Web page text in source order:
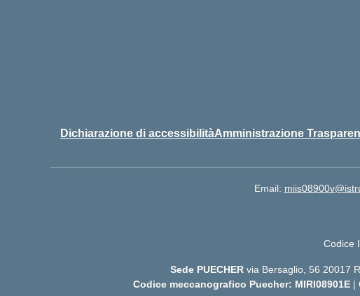
Dichiarazione di accessibilitàAmministrazione
Email:
Codice
Sede PUECHER via Bersaglio, 56 20017
Codice meccanografico Puecher: MIRI08901E |